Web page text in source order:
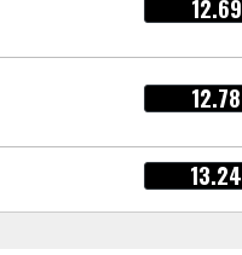
12.69
12.78
13.24